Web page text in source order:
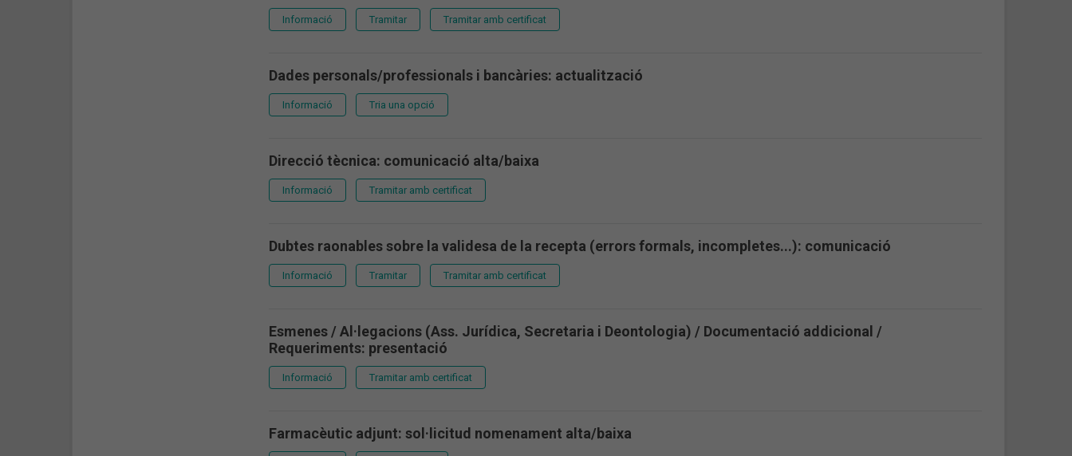
Informació Tramitar Tramitar amb certificat
Dades personals/professionals i bancàries: actualització
Informació Tria una opció
Direcció tècnica: comunicació alta/baixa
Informació Tramitar amb certificat
Dubtes raonables sobre la validesa de la recepta (errors formals, incompletes...): comunicació
Informació Tramitar Tramitar amb certificat
Esmenes / Al·legacions (Ass. Jurídica, Secretaria i Deontologia) / Documentació addicional /
Requeriments: presentació
Informació Tramitar amb certificat
Farmacèutic adjunt: sol·licitud nomenament alta/baixa